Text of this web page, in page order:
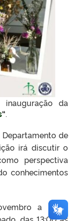
da
“.
de
irá discutir o
perspectiva
conhecimentos
a 2 de